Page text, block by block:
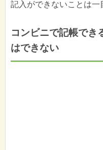
記入ができないことは一
コンビニで記帳でき
はできない